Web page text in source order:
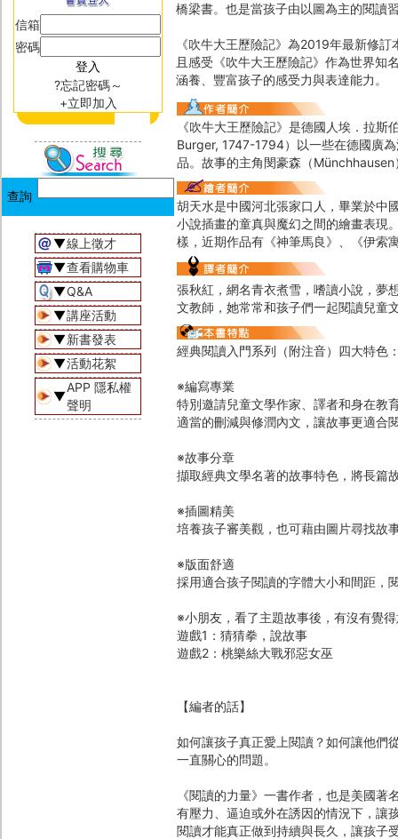
信箱
密碼
?忘記密碼～
+立即加入
▼線上徵才
▼查看購物車
▼Q&A
▼講座活動
▼新書發表
▼活動花絮
▼
APP 隱私權
聲明
橋梁書。也是當孩子由以圖為主的閱讀
《吹牛大王歷險記》為2019年最新修
且感受《吹牛大王歷險記》作為世界知
涵養、豐富孩子的感受力與表達能力。
《吹牛大王歷險記》是德國人埃．拉
Burger, 1747-1794）以一些在德國廣
品。故事的主角閔豪森（
胡天水是中國河北張家口人，畢業於中
小說插畫的童真與魔幻之間的繪畫表現
樣，近期作品有《神筆馬良》、《伊索
張秋紅，網名青衣煮雪，嗜讀小說，夢
文教師，她常常和孩子們一起閱讀兒童
經典閱讀入門系列（附注音）四大特色
※編寫專業
特別邀請兒童文學作家、譯者和身在教
適當的刪減與修潤內文，讓故事更適合
※故事分章
擷取經典文學名著的故事特色，將長篇
※插圖精美
培養孩子審美觀，也可藉由圖片尋找故
※版面舒適
採用適合孩子閱讀的字體大小和間距，
※小朋友，看了主題故事後，有沒有覺
遊戲1：猜猜拳，說故事
遊戲2：桃樂絲大戰邪惡女巫
【編者的話】
如何讓孩子真正愛上閱讀？如何讓他們
一直關心的問題。
《閱讀的力量》一書作者，也是美國
有壓力、逼迫或外在誘因的情況下，讓
閱讀才能真正做到持續與長久，讓孩子